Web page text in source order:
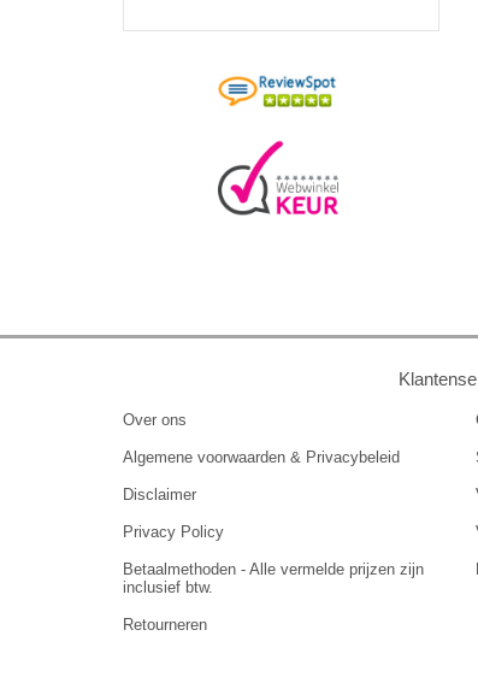
Over ons
Algemene voorwaarden & Privacybeleid
Disclaimer
Privacy Policy
Betaalmethoden - Alle vermelde prijzen zijn
inclusief btw.
Retourneren